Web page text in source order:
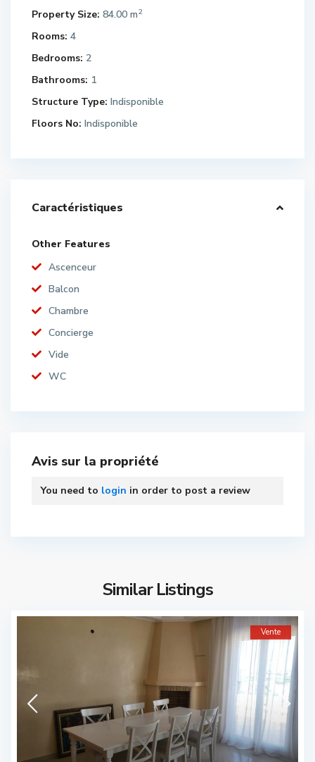
Property Size: 84.00 m2
Rooms: 4
Bedrooms: 2
Bathrooms: 1
Structure Type: Indisponible
Floors No: Indisponible
Caractéristiques
Other Features
Ascenceur
Balcon
Chambre
Concierge
Vide
WC
Avis sur la propriété
You need to login in order to post a review
Similar Listings
Vente